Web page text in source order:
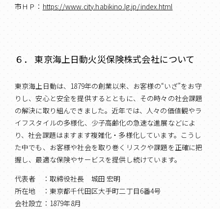
市ＨＰ： https://www.city.habikino.lg.jp/index.html
６． 東京海上日動火災保険株式会社について
東京海上日動は、1879年の創業以来、お客様の“いざ”をお守
りし、安心と安全を提供するとともに、その時々の社会課題
の解決に取り組んできました。近年では、人々の価値観やラ
イフスタイルの多様化、少子高齢化の急速な進展などによ
り、社会課題はますます複雑化・多様化しています。こうし
た中でも、お客様や社会を取り巻くリスクや課題を正確に把
握し、最適な保険やサービスを提供し続けています。
代表者 ：取締役社長 城田 宏明
所在地 ：東京都千代田区大手町二丁目6番4号
会社設立：1879年8月